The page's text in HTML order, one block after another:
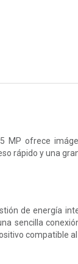
MP ofrece
rápido y una
de energía
sencilla
compatible